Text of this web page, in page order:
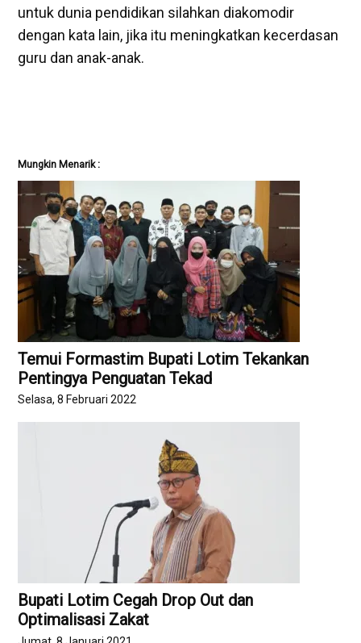
untuk dunia pendidikan silahkan diakomodir
dengan kata lain, jika itu meningkatkan kecerdasan
guru dan anak-anak.
Mungkin Menarik :
Temui Formastim Bupati Lotim Tekankan
Pentingya Penguatan Tekad
Selasa, 8 Februari 2022
Bupati Lotim Cegah Drop Out dan
Optimalisasi Zakat